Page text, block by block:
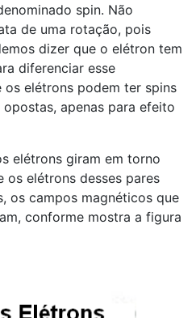
spin. Não
de uma rotação, pois
dizer que o elétron tem
diferenciar esse
elétrons podem ter spins
apenas para efeito
elétrons giram em torno
os elétrons desses pares
os campos magnéticos que
conforme mostra a figura